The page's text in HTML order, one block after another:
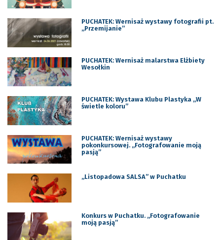
PUCHATEK: Wernisaż wystawy fotografii pt.
„Przemijanie”
PUCHATEK: Wernisaż malarstwa Elżbiety
Wesołkin
PUCHATEK: Wystawa Klubu Plastyka „W
świetle koloru”
PUCHATEK: Wernisaż wystawy
pokonkursowej. „Fotografowanie moją
pasją”
„Listopadowa SALSA” w Puchatku
Konkurs w Puchatku. „Fotografowanie
moją pasją”